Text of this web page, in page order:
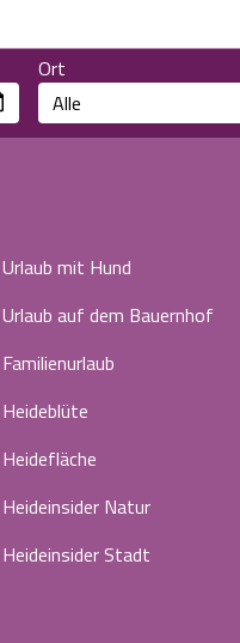
Ort
Urlaub mit Hund
Urlaub auf dem Bauernhof
Familienurlaub
Heideblüte
Heidefläche
Heideinsider Natur
Heideinsider Stadt